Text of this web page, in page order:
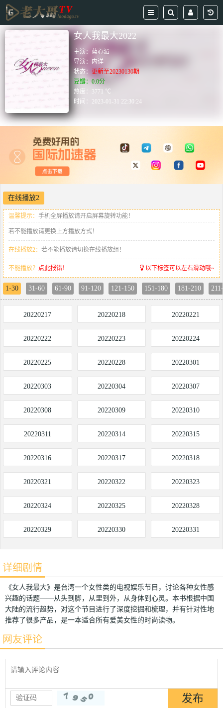
女人我最大2022
主演： 蓝心湄
导演：
内详
状态： 更新至20230130期
豆瓣：0.0分
热度：3771 ℃
时间： 2023-01-31 22:30:24
在线播放2
温馨提示： 手机全屏播放请开启屏幕旋转功能！
若不能播放请更换上方播放方式！
在线播放2： 若不能播放请切换在线播放组！
不能播放？ 点此报错！ 以下标签可以左右滑动哦~
1-30 31-60 61-90 91-120 121-150 151-180 181-210
20220217 20220218 20220221
20220222 20220223 20220224
20220225 20220228 20220301
20220303 20220304 20220307
20220308 20220309 20220310
20220311 20220314 20220315
20220316 20220317 20220318
20220321 20220322 20220323
20220324 20220325 20220328
20220329 20220330 20220331
详细剧情
《女人我最大》是台湾一个女性类的电视娱乐节目，讨论各种女性感
兴趣的话题——从头到脚，从里到外，从身体到心灵。本书根据中国
大陆的流行趋势，对这个节目进行了深度挖掘和梳理，并有针对性地
推荐了很多产品，是一本适合所有爱美女性的时尚读物。
网友评论